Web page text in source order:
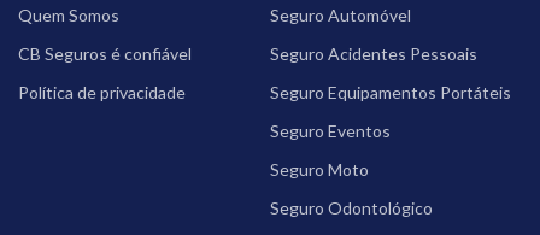
Quem Somos
CB Seguros é confiável
Política de privacidade
Seguro Automóvel
Seguro Acidentes Pessoais
Seguro Equipamentos Portáteis
Seguro Eventos
Seguro Moto
Seguro Odontológico